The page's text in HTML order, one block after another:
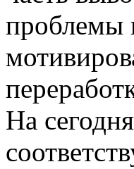
проблемы
На